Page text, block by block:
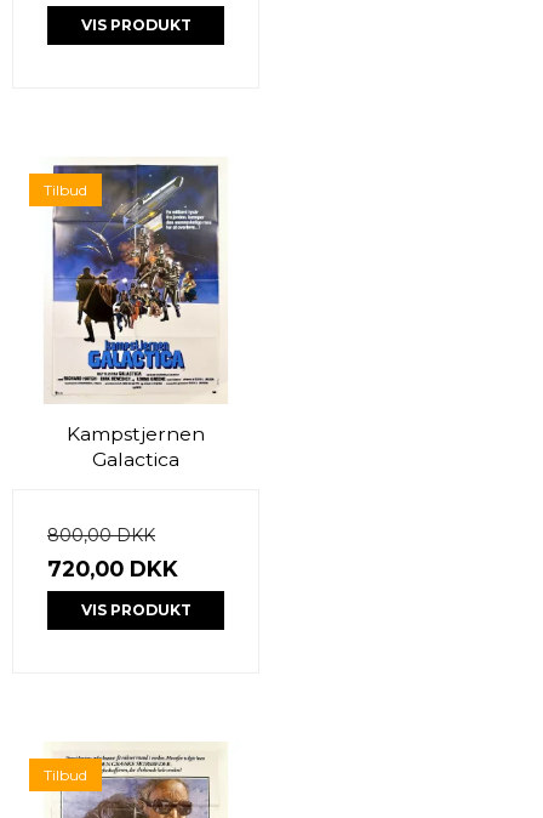
VIS PRODUKT
Tilbud
Kampstjernen
Galactica
800,00 DKK
720,00 DKK
VIS PRODUKT
Tilbud